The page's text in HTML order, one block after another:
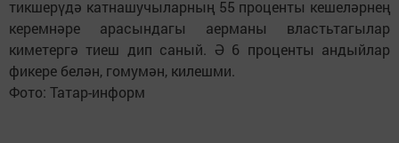
тикшерүдә катнашучыларның 55 проценты кешеләрнең
керемнәре арасындагы аерманы властьтагылар
киметергә тиеш дип саный. Ә 6 проценты андыйлар
фикере белән, гомумән, килешми.
Фото: Татар-информ